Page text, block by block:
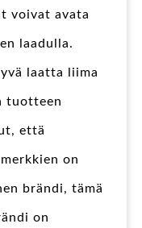
voivat avata
laadulla.
laatta liima
tuotteen
että
on
brändi, tämä
on